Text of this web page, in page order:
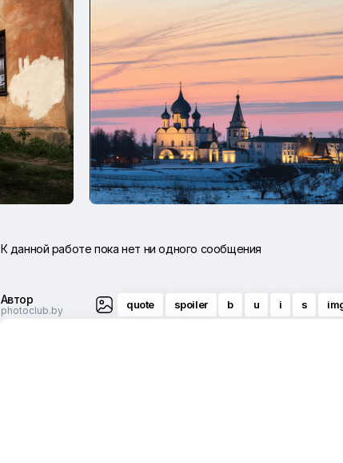
К данной работе пока нет ни одного сообщения
Автор
photoclub.by quote spoiler b u i s